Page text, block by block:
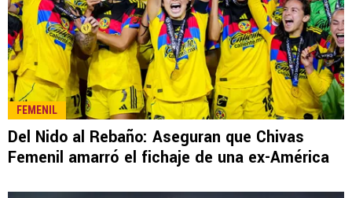
FEMENIL
Del Nido al Rebaño: Aseguran que Chivas
Femenil amarró el fichaje de una ex-América